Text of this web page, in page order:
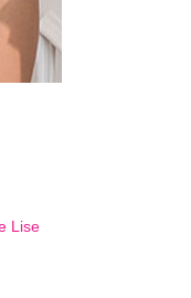
Lise